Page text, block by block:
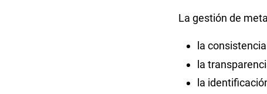
La gestión de
la
la
la